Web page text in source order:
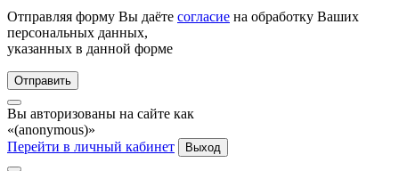
Отправляя форму Вы даёте согласие на обработку Ваших
персональных данных,
указанных в данной форме
Отправить
Вы авторизованы на сайте как
«(anonymous)»
Перейти в личный кабинет
Выход